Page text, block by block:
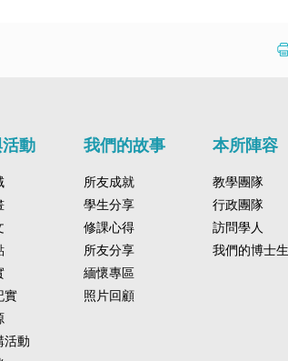
動
實
活動
我們的故事
所友成就
學生分享
修課心得
所友分享
緬懷專區
照片回顧
本所陣容
教學團隊
行政團隊
訪問學人
我們的博士生